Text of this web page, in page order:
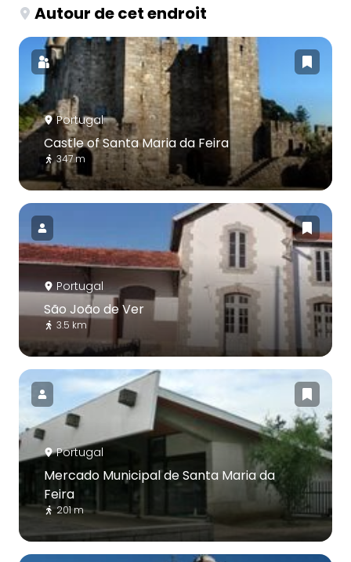
Autour de cet endroit
Portugal
Castle of Santa Maria da Feira
347 m
Portugal
São João de Ver
3.5 km
Portugal
Mercado Municipal de Santa Maria da
Feira
201 m